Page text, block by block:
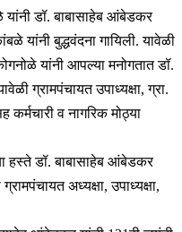
यांनी डॉ. बाबासाहेब आंबेडकर
यांनी बुद्धवंदना गायिली. यावेळी
यांनी आपल्या मनोगतात डॉ.
ग्रामपंचायत उपाध्यक्षा, ग्रा.
व नागरिक मोठ्या
हस्ते डॉ. बाबासाहेब आंबेडकर
अध्यक्षा, उपाध्यक्षा,